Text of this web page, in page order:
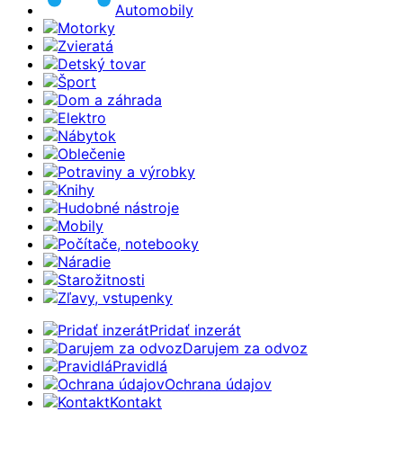
Automobily
Motorky
Zvieratá
Detský tovar
Šport
Dom a záhrada
Elektro
Nábytok
Oblečenie
Potraviny a výrobky
Knihy
Hudobné nástroje
Mobily
Počítače, notebooky
Náradie
Starožitnosti
Zľavy, vstupenky
Pridať inzerát
Darujem za odvoz
Pravidlá
Ochrana údajov
Kontakt